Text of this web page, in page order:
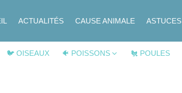
ACTUALITÉS CAUSE ANIMALE ASTUCES
🐦 OISEAUX 🐠 POISSONS 🐔 POULES